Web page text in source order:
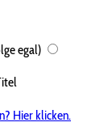
egal)
Hier klicken.